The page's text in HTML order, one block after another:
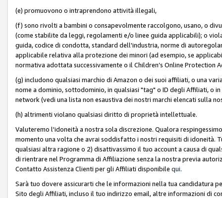
(e) promuovono o intraprendono attività illegali,
(f) sono rivolti a bambini o consapevolmente raccolgono, usano, o
(come stabilite da leggi, regolamenti e/o linee guida applicabili); o
guida, codice di condotta, standard dell'industria, norme di
applicabile relativa alla protezione dei minori (ad esempio, se
normativa adottata successivamente o il Children’s Online Protection
(g) includono qualsiasi marchio di Amazon o dei suoi affiliati, o una
nome a dominio, sottodominio, in qualsiasi "tag" o ID degli Affiliati, o
network (vedi una lista non esaustiva dei nostri marchi elencati sulla
(h) altrimenti violano qualsiasi diritto di proprietà intellettuale.
Valuteremo l'idoneità a nostra sola discrezione. Qualora
momento una volta che avrai soddisfatto i nostri requisiti di idoneità.
qualsiasi altra ragione o 2) disattivassimo il tuo account a causa di
di rientrare nel Programma di Affiliazione senza la nostra previa
Contatto Assistenza Clienti per gli Affiliati disponibile qui.
Sarà tuo dovere assicurarti che le informazioni nella tua candidatura
Sito degli Affiliati, incluso il tuo indirizzo email, altre informazioni di